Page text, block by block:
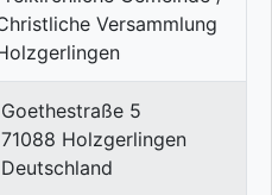
Goethestraße 5
71088 Holzgerlingen
Deutschland